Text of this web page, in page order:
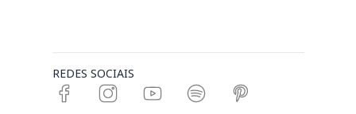
REDES SOCIAIS